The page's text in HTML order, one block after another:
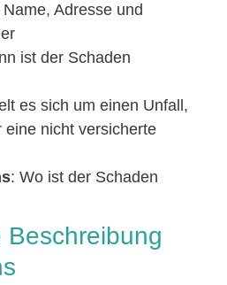
Name, Adresse und
ist der Schaden
es sich um einen Unfall,
nicht versicherte
: Wo ist der Schaden
Beschreibung